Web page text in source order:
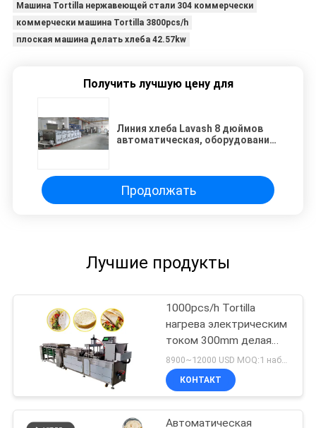
Машина Tortilla нержавеющей стали 304 коммерчески
коммерчески машина Tortilla 3800pcs/h
плоская машина делать хлеба 42.57kw
Получить лучшую цену для
Линия хлеба Lavash 8 дюймов
автоматическая, оборудование
Продолжать
Лучшие продукты
1000pcs/h Tortilla
нагрева электрическим
током 300mm делая
машину
КОНТАКТ
Автоматическая